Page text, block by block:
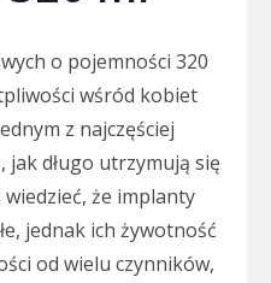
o pojemności 320
wśród kobiet
z najczęściej
jak długo utrzymują się
że implanty
jednak ich żywotność
od wielu czynników,